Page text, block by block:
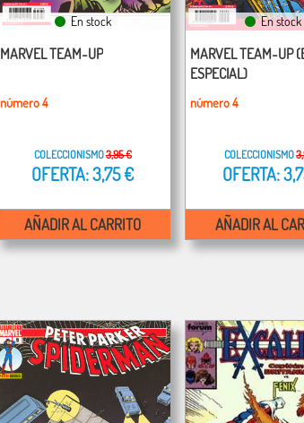
En stock
MARVEL TEAM-UP
número 4
COLECCIONISMO3,95 €
OFERTA: 3,75 €
AÑADIR AL CARRITO
En stock
MARVEL TEAM-UP
ESPECIAL)
número 4
COLECCIONISMO
OFERTA:
AÑADIR AL